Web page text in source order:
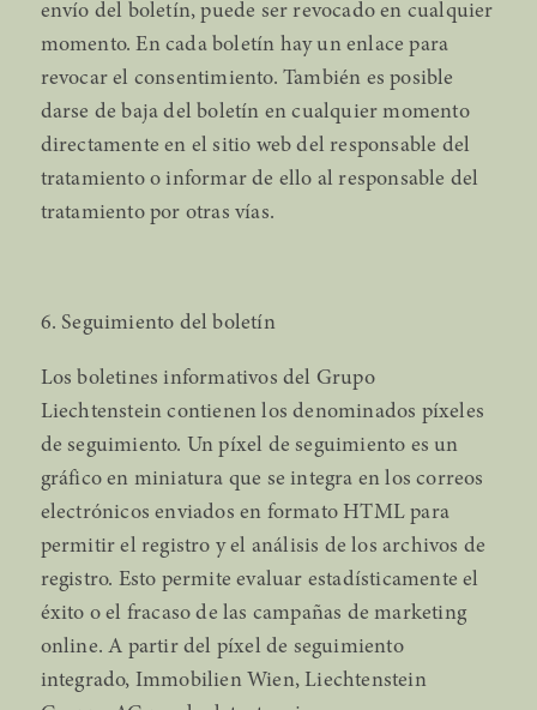
envío del boletín, puede ser revocado en cualquier
momento. En cada boletín hay un enlace para
revocar el consentimiento. También es posible
darse de baja del boletín en cualquier momento
directamente en el sitio web del responsable del
tratamiento o informar de ello al responsable del
tratamiento por otras vías.
6. Seguimiento del boletín
Los boletines informativos del Grupo
Liechtenstein contienen los denominados píxeles
de seguimiento. Un píxel de seguimiento es un
gráfico en miniatura que se integra en los correos
electrónicos enviados en formato HTML para
permitir el registro y el análisis de los archivos de
registro. Esto permite evaluar estadísticamente el
éxito o el fracaso de las campañas de marketing
online. A partir del píxel de seguimiento
integrado, Immobilien Wien, Liechtenstein